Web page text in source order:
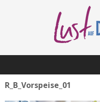
R_B_Vorspeise_01